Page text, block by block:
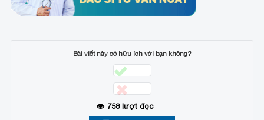
Bài viết này có hữu ích với bạn không?
758lượt đọc